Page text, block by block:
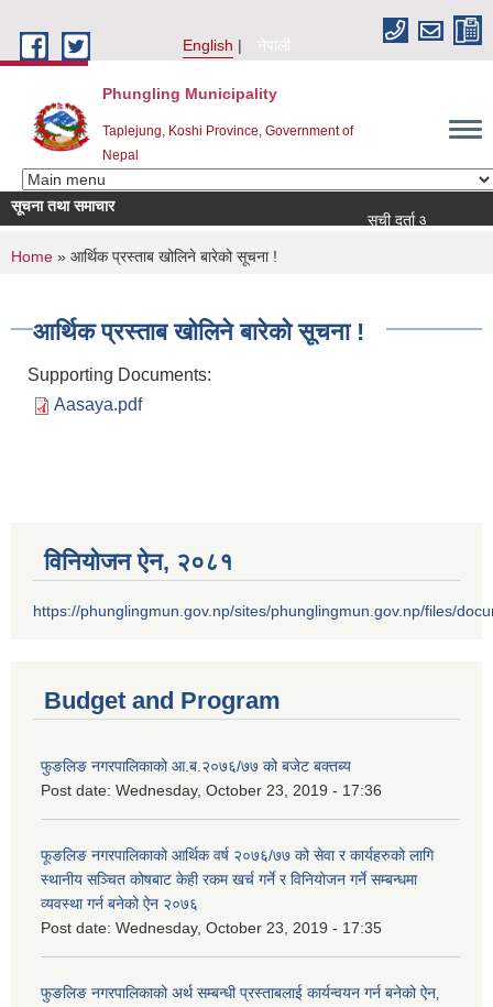
English
नेपाली
Phungling Municipality
Taplejung, Koshi Province, Government of
Nepal
सूचना तथा समाचार
सूची दर्ता आह्वान सम्बन्धी
You are here
Home » आर्थिक प्रस्ताब खोलिने बारेको सूचना !
आर्थिक प्रस्ताब खोलिने बारेको सूचना !
Supporting Documents:
Aasaya.pdf
विनियोजन ऐन‚ २०८१
https://phunglingmun.gov.np/sites/phunglingmun.gov.np/files/
Budget and Program
फुङलिङ नगरपालिकाको आ.ब.२०७६/७७ को बजेट बक्तब्य
Post date: Wednesday, October 23, 2019 - 17:36
फूङलिङ नगरपालिकाको आर्थिक वर्ष २०७६/७७ को सेवा र कार्यहरुको लागि
स्थानीय सञ्चित कोषबाट केही रकम खर्च गर्ने र विनियोजन गर्ने सम्बन्धमा
व्यवस्था गर्न बनेको ऐन २०७६
Post date: Wednesday, October 23, 2019 - 17:35
फुङलिङ नगरपालिकाको अर्थ सम्बन्धी प्रस्ताबलाई कार्यन्वयन गर्न बनेको ऐन‚